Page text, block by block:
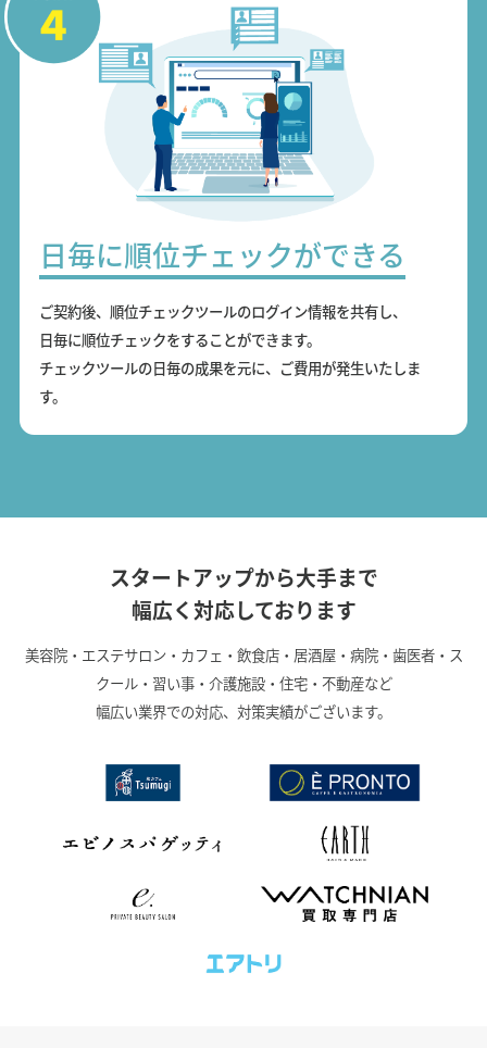
日毎に順位チェックができる
ご契約後、順位チェックツールのログイン情報を共有し、
日毎に順位チェックをすることができます。
チェックツールの日毎の成果を元に、ご費用が発生いたしま
す。
スタートアップから大手まで
幅広く対応しております
美容院・エステサロン・カフェ・飲食店・居酒屋・病院・歯医者・ス
クール・習い事・介護施設・住宅・不動産など
幅広い業界での対応、対策実績がございます。